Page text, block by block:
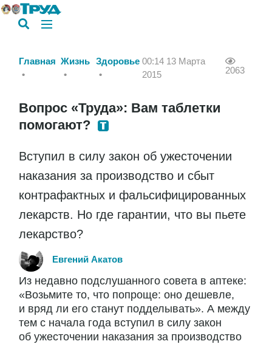
Главная Жизнь Здоровье 00:14 13 Марта
2015
2063
Вопрос «Труда»: Вам таблетки
помогают?
Вступил в силу закон об ужесточении
наказания за производство и сбыт
контрафактных и фальсифицированных
лекарств. Но где гарантии, что вы пьете
лекарство?
Евгений Акатов
Из недавно подслушанного совета в аптеке:
«Возьмите то, что попроще: оно дешевле,
и вряд ли его станут подделывать». А между
тем с начала года вступил в силу закон
об ужесточении наказания за производство